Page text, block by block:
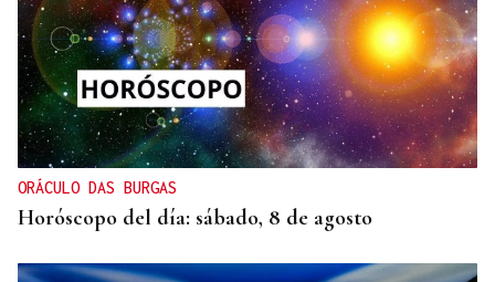
ORÁCULO DAS BURGAS
Horóscopo del día: sábado, 8 de agosto